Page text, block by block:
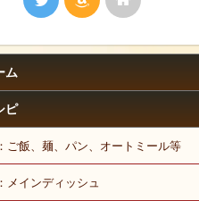
ム
ピ
ご飯、麺、パン、オートミール等
メインディッシュ